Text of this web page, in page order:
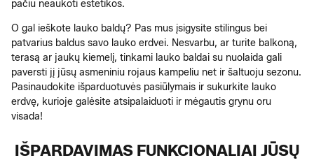
pačiu neaukoti estetikos.
O gal ieškote lauko baldų? Pas mus įsigysite stilingus bei
patvarius baldus savo lauko erdvei. Nesvarbu, ar turite balkoną,
terasą ar jaukų kiemelį, tinkami lauko baldai su nuolaida gali
paversti jį jūsų asmeniniu rojaus kampeliu net ir šaltuoju sezonu.
Pasinaudokite išparduotuvės pasiūlymais ir sukurkite lauko
erdvę, kurioje galėsite atsipalaiduoti ir mėgautis grynu oru
visada!
IŠPARDAVIMAS FUNKCIONALIAI JŪSŲ